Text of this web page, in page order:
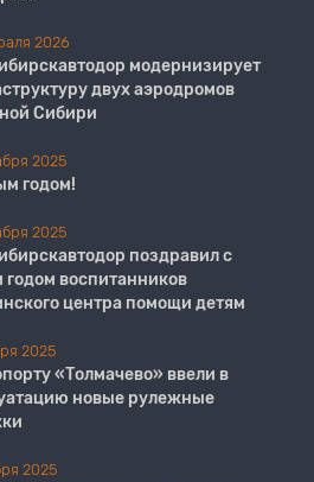
2026
модернизирует
двух аэродромов
Сибири
2025
годом!
2025
поздравил с
годом воспитанников
центра помощи детям
2025
«Толмачево» ввели в
новые рулежные
2025